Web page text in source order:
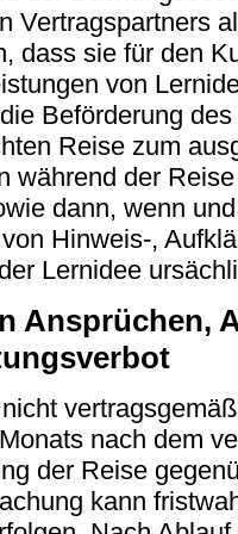
Vertragspartners
dass sie für den
von
Beförderung
Reise zum
während der
dann, wenn
Hinweis-,
Lernidee
Ansprüchen,
nach dem
der Reise
kann